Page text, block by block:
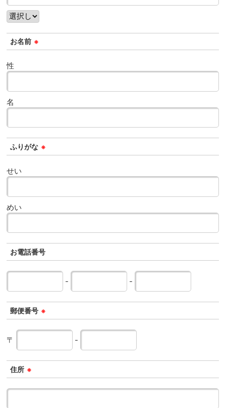
お名前 ※
性
名
ふりがな ※
せい
めい
お電話番号
- -
郵便番号 ※
〒 -
住所 ※